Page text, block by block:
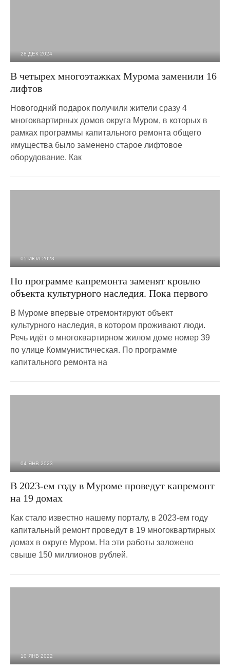
28 ДЕК 2024
В четырех многоэтажках Мурома заменили 16
лифтов
Новогодний подарок получили жители сразу 4
многоквартирных домов округа Муром, в которых в
рамках программы капитального ремонта общего
имущества было заменено старое лифтовое
оборудование. Как
05 ИЮЛ 2023
По программе капремонта заменят кровлю
объекта культурного наследия. Пока первого
В Муроме впервые отремонтируют объект
культурного наследия, в котором проживают люди.
Речь идёт о многоквартирном жилом доме номер 39
по улице Коммунистическая. По программе
капитального ремонта на
04 ЯНВ 2023
В 2023-ем году в Муроме проведут капремонт
на 19 домах
Как стало известно нашему порталу, в 2023-ем году
капитальный ремонт проведут в 19 многоквартирных
домах в округе Муром. На эти работы заложено
свыше 150 миллионов рублей.
10 ЯНВ 2022